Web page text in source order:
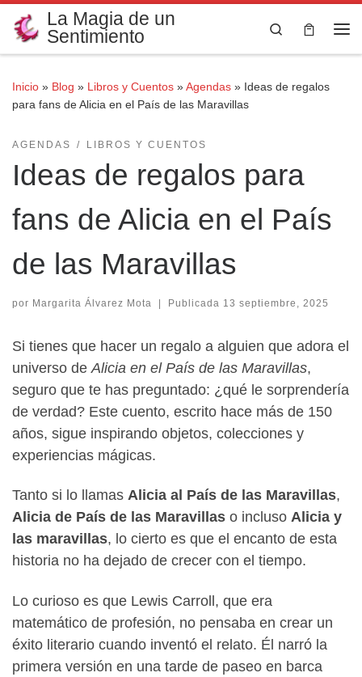
Saltar al contenido
La Magia de un
Sentimiento
Search
Inicio » Blog » Libros y Cuentos »Agendas » Ideas de regalos
para fans de Alicia en el País de las Maravillas
AGENDAS LIBROS Y CUENTOS
Ideas de regalos para
fans de Alicia en el País
de las Maravillas
por Margarita Álvarez Mota | Publicada 13 septiembre, 2025
Si tienes que hacer un regalo a alguien que adora el
universo de Alicia en el País de las Maravillas,
seguro que te has preguntado: ¿qué le sorprendería
de verdad? Este cuento, escrito hace más de 150
años, sigue inspirando objetos, colecciones y
experiencias mágicas.
Tanto si lo llamas Alicia al País de las Maravillas,
Alicia de País de las Maravillas o incluso Alicia y
las maravillas, lo cierto es que el encanto de esta
historia no ha dejado de crecer con el tiempo.
Lo curioso es que Lewis Carroll, que era
matemático de profesión, no pensaba en crear un
éxito literario cuando inventó el relato. Él narró la
primera versión en una tarde de paseo en barca